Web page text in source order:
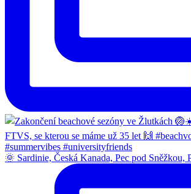
🌞 Sardinie, Česká Kanada, Pec pod Sněžkou,